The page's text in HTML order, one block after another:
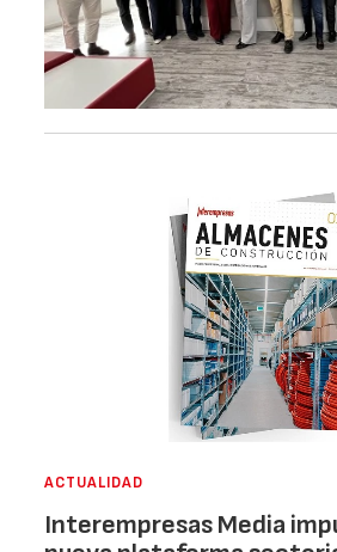
ACTUALIDAD
Interempresas Media